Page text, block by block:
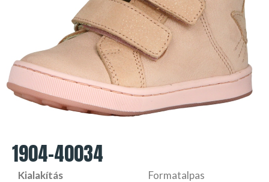
1904-40034
Kialakítás
Formatalpas